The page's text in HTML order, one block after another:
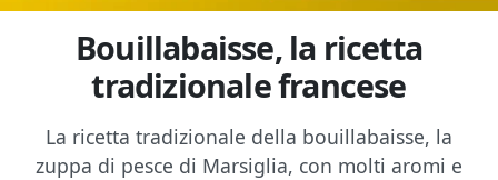
Bouillabaisse, la ricetta
tradizionale francese
La ricetta tradizionale della bouillabaisse, la
zuppa di pesce di Marsiglia, con molti aromi e